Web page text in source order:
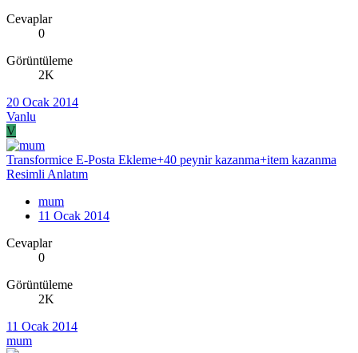
Cevaplar
0
Görüntüleme
2K
20 Ocak 2014
Vanlu
V
Transformice E-Posta Ekleme+40 peynir kazanma+item kazanma
Resimli Anlatım
mum
11 Ocak 2014
Cevaplar
0
Görüntüleme
2K
11 Ocak 2014
mum